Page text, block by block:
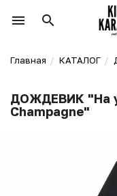
Главная КАТАЛОГ
ДОЖДЕВИК "На
Champagne"